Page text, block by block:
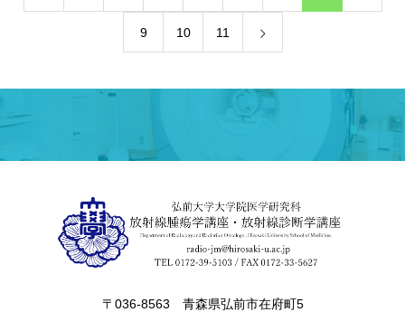
9 10 11
〒036-8563 青森県弘前市在府町5